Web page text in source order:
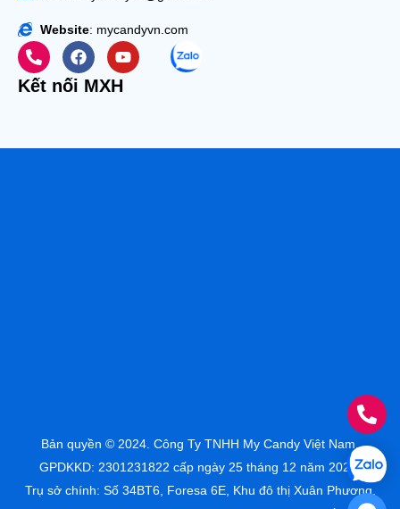
Website: mycandyvn.com
Kết nối MXH
Bản quyền © 2024. Công Ty TNHH My Candy Việt Nam.
GPDKKD: 2301231822 cấp ngày 25 tháng 12 năm 2023.
Trụ sở chính: Số 34BT6, Foresa 6E, Khu đô thị Xuân Phương,